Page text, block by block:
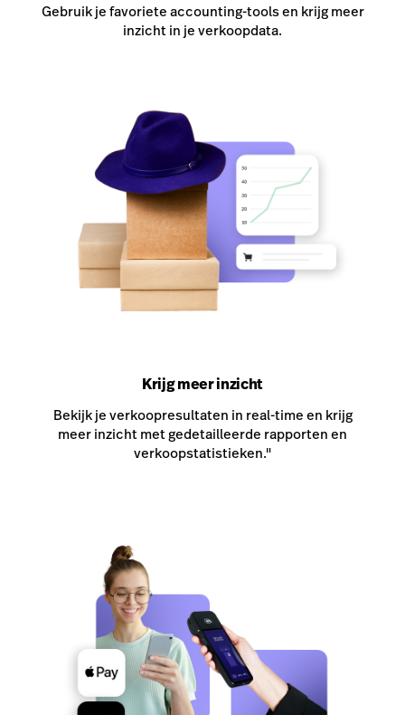
Gebruik je favoriete accounting-tools en krijg meer
inzicht in je verkoopdata.
Krijg meer inzicht
Bekijk je verkoopresultaten in real-time en krijg
meer inzicht met gedetailleerde rapporten en
verkoopstatistieken."